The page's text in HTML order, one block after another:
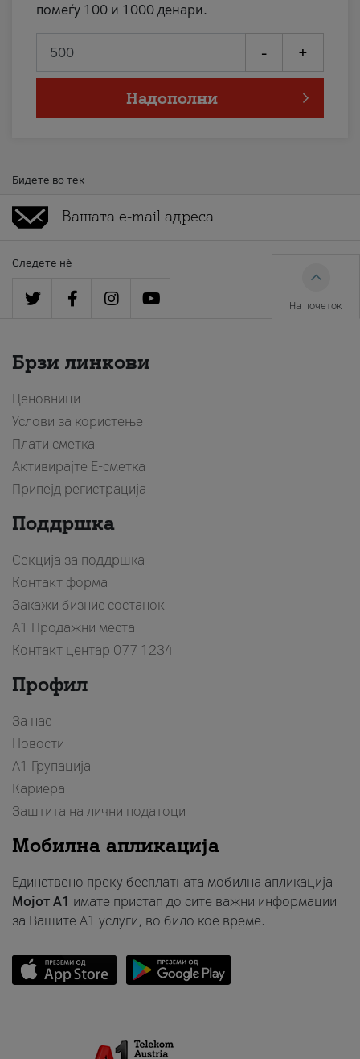
помеѓу 100 и 1000 денари.
- +
Надополни
Бидете во тек
Следете нè
На почеток
Брзи линкови
Ценовници
Услови за користење
Плати сметка
Активирајте Е-сметка
Припејд регистрација
Поддршка
Секција за поддршка
Контакт форма
Закажи бизнис состанок
A1 Продажни места
Контакт центар 077 1234
Профил
За нас
Новости
А1 Групација
Кариера
Заштита на лични податоци
Мобилна апликација
Единствено преку бесплатната мобилна апликација
Мојот A1 имате пристап до сите важни информации
за Вашите A1 услуги, во било кое време.